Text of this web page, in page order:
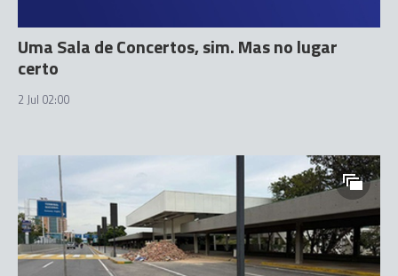
Uma Sala de Concertos, sim. Mas no lugar
certo
2 Jul 02:00